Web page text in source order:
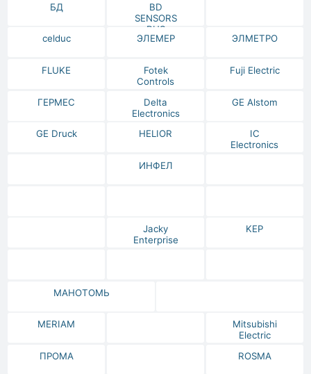
БД
BD
SENSORS
RUS
celduc
ЭЛЕМЕР ЭЛМЕТРО
FLUKE
Fotek
Controls
Fuji Electric
ГЕРМЕС
Delta
Electronics
GE Alstom
GE Druck HELIOR
IC
Electronics
ИНФЕЛ
Jacky
Enterprise
KEP
МАНОТОМЬ
MERIAM
Mitsubishi
Electric
ПРОМА
ROSMA